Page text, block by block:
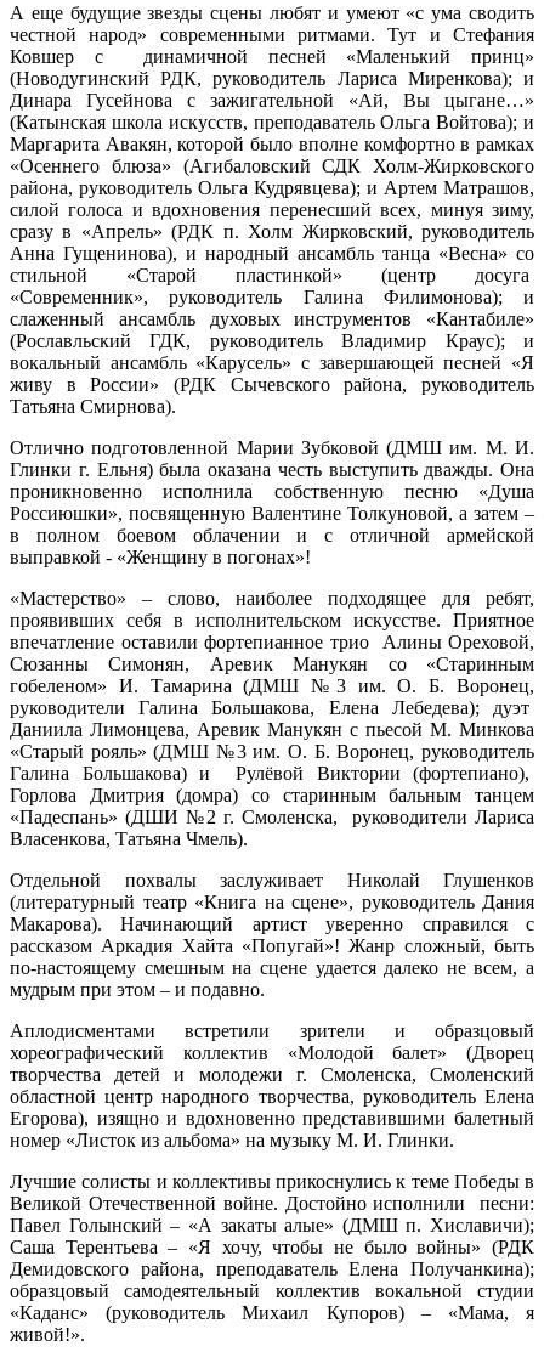
А еще будущие звезды сцены любят и умеют «с ума сводить
честной народ» современными ритмами. Тут и Стефания
Ковшер с динамичной песней «Маленький принц»
(Новодугинский РДК, руководитель Лариса Миренкова); и
Динара Гусейнова с зажигательной «Ай, Вы цыгане…»
(Катынская школа искусств, преподаватель Ольга Войтова); и
Маргарита Авакян, которой было вполне комфортно в рамках
«Осеннего блюза» (Агибаловский СДК Холм-Жирковского
района, руководитель Ольга Кудрявцева); и Артем Матрашов,
силой голоса и вдохновения перенесший всех, минуя зиму,
сразу в «Апрель» (РДК п. Холм Жирковский, руководитель
Анна Гущенинова), и народный ансамбль танца «Весна» со
стильной «Старой пластинкой» (центр досуга
«Современник», руководитель Галина Филимонова); и
слаженный ансамбль духовых инструментов «Кантабиле»
(Рославльский ГДК, руководитель Владимир Краус); и
вокальный ансамбль «Карусель» с завершающей песней «Я
живу в России» (РДК Сычевского района, руководитель
Татьяна Смирнова).
Отлично подготовленной Марии Зубковой (ДМШ им. М. И.
Глинки г. Ельня) была оказана честь выступить дважды. Она
проникновенно исполнила собственную песню «Душа
Россиюшки», посвященную Валентине Толкуновой, а затем –
в полном боевом облачении и с отличной армейской
выправкой - «Женщину в погонах»!
«Мастерство» – слово, наиболее подходящее для ребят,
проявивших себя в исполнительском искусстве. Приятное
впечатление оставили фортепианное трио Алины Ореховой,
Сюзанны Симонян, Аревик Манукян со «Старинным
гобеленом» И. Тамарина (ДМШ №3 им. О. Б. Воронец,
руководители Галина Большакова, Елена Лебедева); дуэт
Даниила Лимонцева, Аревик Манукян с пьесой М. Минкова
«Старый рояль» (ДМШ №3 им. О. Б. Воронец, руководитель
Галина Большакова) и Рулёвой Виктории (фортепиано),
Горлова Дмитрия (домра) со старинным бальным танцем
«Падеспань» (ДШИ №2 г. Смоленска, руководители Лариса
Власенкова, Татьяна Чмель).
Отдельной похвалы заслуживает Николай Глушенков
(литературный театр «Книга на сцене», руководитель Дания
Макарова). Начинающий артист уверенно справился с
рассказом Аркадия Хайта «Попугай»! Жанр сложный, быть
по-настоящему смешным на сцене удается далеко не всем, а
мудрым при этом – и подавно.
Аплодисментами встретили зрители и образцовый
хореографический коллектив «Молодой балет» (Дворец
творчества детей и молодежи г. Смоленска, Смоленский
областной центр народного творчества, руководитель Елена
Егорова), изящно и вдохновенно представившими балетный
номер «Листок из альбома» на музыку М. И. Глинки.
Лучшие солисты и коллективы прикоснулись к теме Победы в
Великой Отечественной войне. Достойно исполнили песни:
Павел Голынский – «А закаты алые» (ДМШ п. Хиславичи);
Саша Терентьева – «Я хочу, чтобы не было войны» (РДК
Демидовского района, преподаватель Елена Получанкина);
образцовый самодеятельный коллектив вокальной студии
«Каданс» (руководитель Михаил Купоров) – «Мама, я
живой!».